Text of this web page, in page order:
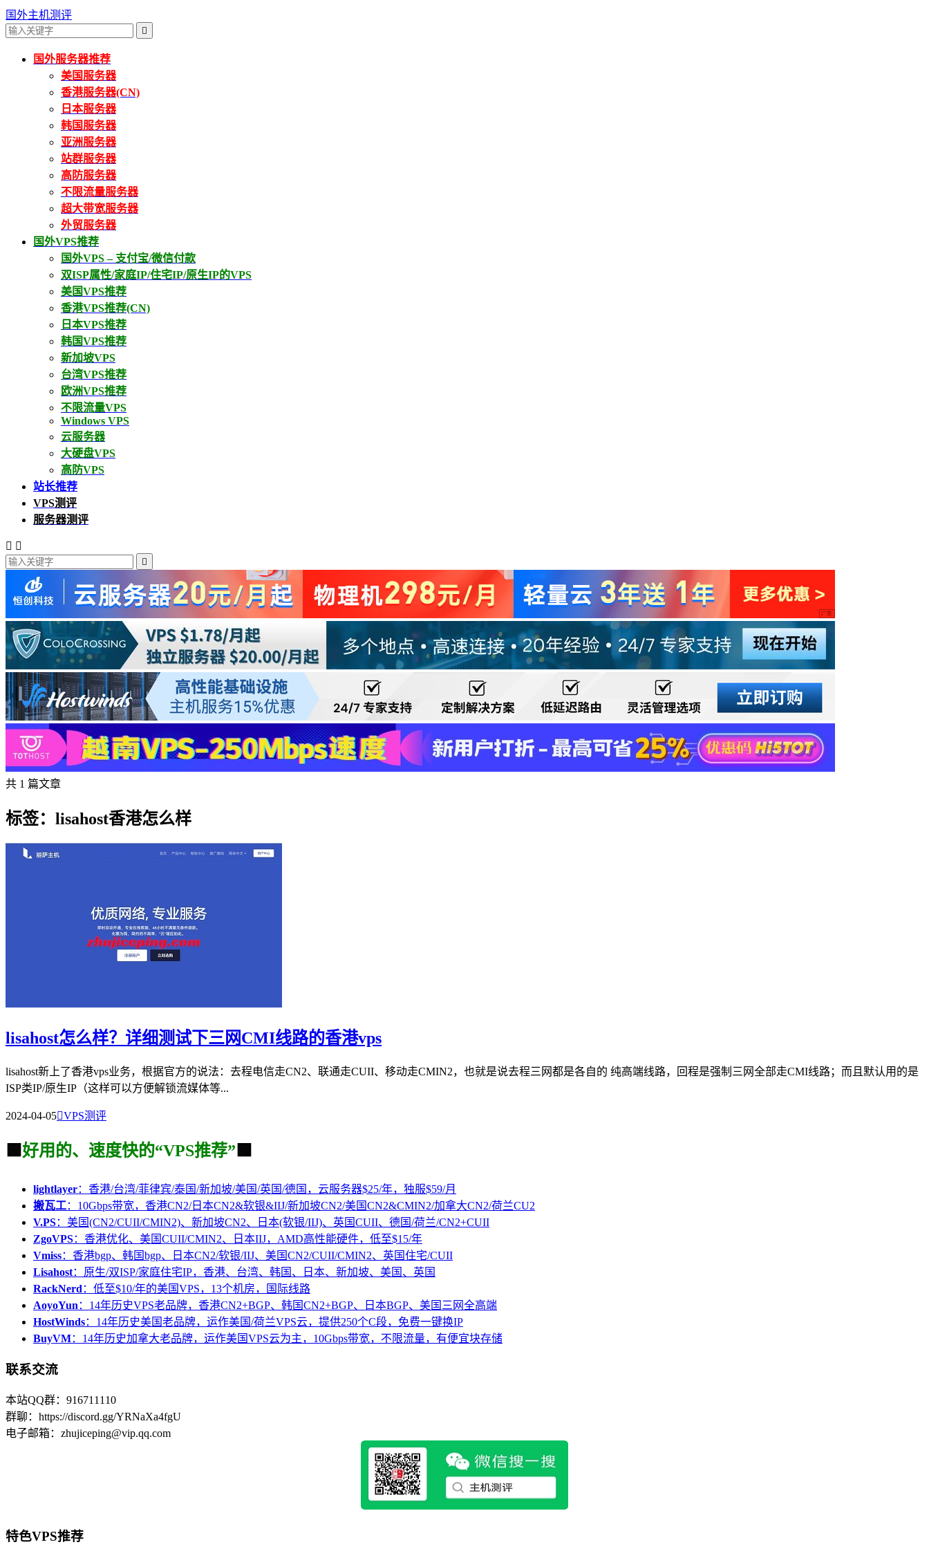
国外主机测评

国外服务器推荐
美国服务器
香港服务器(CN)
日本服务器
韩国服务器
亚洲服务器
站群服务器
高防服务器
不限流量服务器
超大带宽服务器
外贸服务器
国外VPS推荐
国外VPS – 支付宝/微信付款
双ISP属性/家庭IP/住宅IP/原生IP的VPS
美国VPS推荐
香港VPS推荐(CN)
日本VPS推荐
韩国VPS推荐
新加坡VPS
台湾VPS推荐
欧洲VPS推荐
不限流量VPS
Windows VPS
云服务器
大硬盘VPS
高防VPS
站长推荐
VPS测评
服务器测评
 

共 1 篇文章
标签：lisahost香港怎么样
lisahost怎么样？详细测试下三网CMI线路的香港vps
lisahost新上了香港vps业务，根据官方的说法：去程电信走CN2、联通走CUII、移动走CMIN2，也就是说去程三网都是各自的 纯高端线路，回程是强制三网全部走CMI线路；而且默认用的是
ISP类IP/原生IP（这样可以方便解锁流媒体等...
2024-04-05VPS测评
🟩 好用的、速度快的“VPS推荐” 🟩
lightlayer：香港/台湾/菲律宾/泰国/新加坡/美国/英国/德国，云服务器$25/年，独服$59/月
搬瓦工：10Gbps带宽，香港CN2/日本CN2&软银&IIJ/新加坡CN2/美国CN2&CMIN2/加拿大CN2/荷兰CU2
V.PS：美国(CN2/CUII/CMIN2)、新加坡CN2、日本(软银/IIJ)、英国CUII、德国/荷兰/CN2+CUII
ZgoVPS：香港优化、美国CUII/CMIN2、日本IIJ，AMD高性能硬件，低至$15/年
Vmiss：香港bgp、韩国bgp、日本CN2/软银/IIJ、美国CN2/CUII/CMIN2、英国住宅/CUII
Lisahost：原生/双ISP/家庭住宅IP，香港、台湾、韩国、日本、新加坡、美国、英国
RackNerd：低至$10/年的美国VPS，13个机房，国际线路
AoyoYun：14年历史VPS老品牌，香港CN2+BGP、韩国CN2+BGP、日本BGP、美国三网全高端
HostWinds：14年历史美国老品牌，运作美国/荷兰VPS云，提供250个C段，免费一键换IP
BuyVM：14年历史加拿大老品牌，运作美国VPS云为主，10Gbps带宽，不限流量，有便宜块存储
联系交流
本站QQ群：916711110
群聊：https://discord.gg/YRNaXa4fgU
电子邮箱：zhujiceping@vip.qq.com
特色VPS推荐